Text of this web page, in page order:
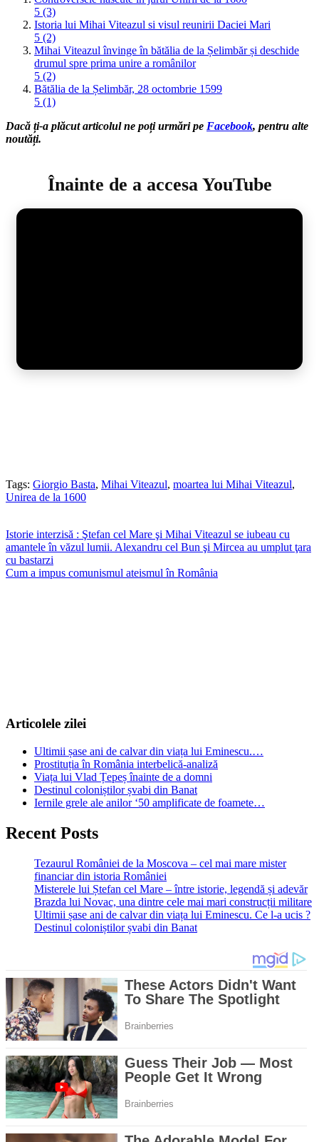
5 (3)
Istoria lui Mihai Viteazul si visul reunirii Daciei Mari
5 (2)
Mihai Viteazul învinge în bătălia de la Șelimbăr și deschide
drumul spre prima unire a românilor
5 (2)
Bătălia de la Șelimbăr, 28 octombrie 1599
5 (1)
Dacă ți-a plăcut articolul ne poți urmări pe Facebook, pentru alte
noutăți.
Înainte de a accesa YouTube
Tags: Giorgio Basta, Mihai Viteazul, moartea lui Mihai Viteazul,
Unirea de la 1600
Navigare
în
articole
Istorie interzisă : Ştefan cel Mare şi Mihai Viteazul se iubeau cu
amantele în văzul lumii. Alexandru cel Bun şi Mircea au umplut ţara
cu bastarzi
Cum a impus comunismul ateismul în România
Articolele zilei
Ultimii șase ani de calvar din viața lui Eminescu.…
Prostituția în România interbelică-analiză
Viața lui Vlad Țepeș înainte de a domni
Destinul coloniștilor șvabi din Banat
Iernile grele ale anilor ‘50 amplificate de foamete…
Recent Posts
Tezaurul României de la Moscova – cel mai mare mister
financiar din istoria României
Misterele lui Ștefan cel Mare – între istorie, legendă și adevăr
Brazda lui Novac, una dintre cele mai mari construcții militare
Ultimii șase ani de calvar din viața lui Eminescu. Ce l-a ucis ?
Destinul coloniștilor șvabi din Banat